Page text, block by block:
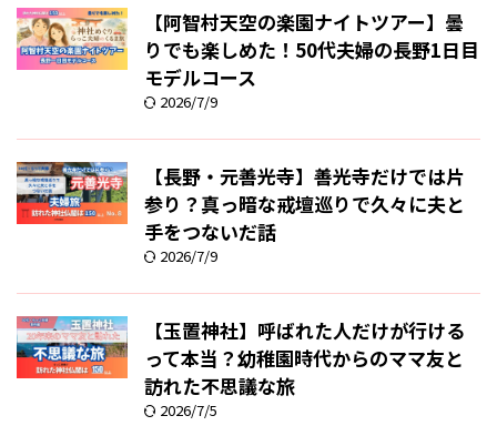
【阿智村天空の楽園ナイトツアー】曇
りでも楽しめた！50代夫婦の長野1日目
モデルコース
2026/7/9
【長野・元善光寺】善光寺だけでは片
参り？真っ暗な戒壇巡りで久々に夫と
手をつないだ話
2026/7/9
【玉置神社】呼ばれた人だけが行ける
って本当？幼稚園時代からのママ友と
訪れた不思議な旅
2026/7/5